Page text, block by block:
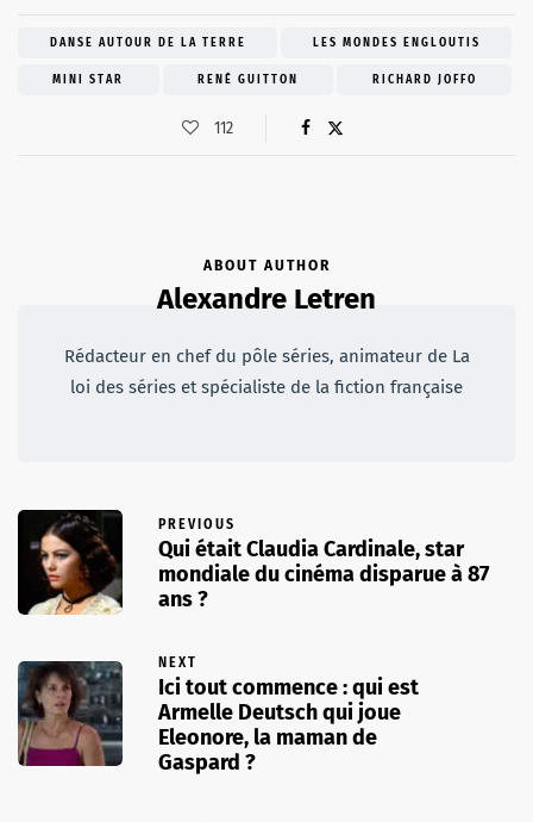
DANSE AUTOUR DE LA TERRE LES MONDES ENGLOUTIS
MINI STAR RENÉ GUITTON RICHARD JOFFO
112
ABOUT AUTHOR
Alexandre Letren
Rédacteur en chef du pôle séries, animateur de La
loi des séries et spécialiste de la fiction française
PREVIOUS
Qui était Claudia Cardinale, star
mondiale du cinéma disparue à 87
ans ?
NEXT
Ici tout commence : qui est
Armelle Deutsch qui joue
Eleonore, la maman de
Gaspard ?